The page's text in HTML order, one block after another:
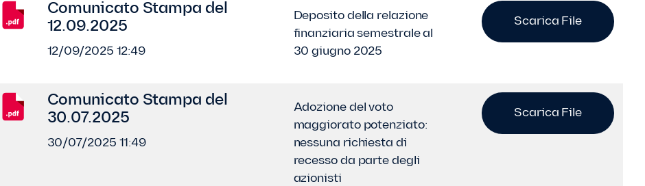
Comunicato Stampa del
12.09.2025
12/09/2025 12:49
Deposito della relazione
finanziaria semestrale al
30 giugno 2025
Scarica File
Comunicato Stampa del
30.07.2025
30/07/2025 11:49
Adozione del voto
maggiorato potenziato:
nessuna richiesta di
recesso da parte degli
azionisti
Scarica File